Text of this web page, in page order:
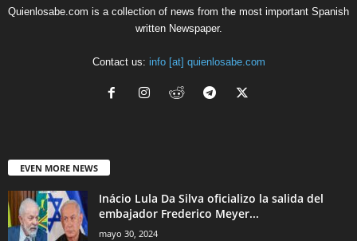
Quienlosabe.com is a collection of news from the most important Spanish
written Newspaper.
Contact us: info [at] quienlosabe.com
EVEN MORE NEWS
Inácio Lula Da Silva oficializo la salida del
embajador Frederico Meyer...
mayo 30, 2024